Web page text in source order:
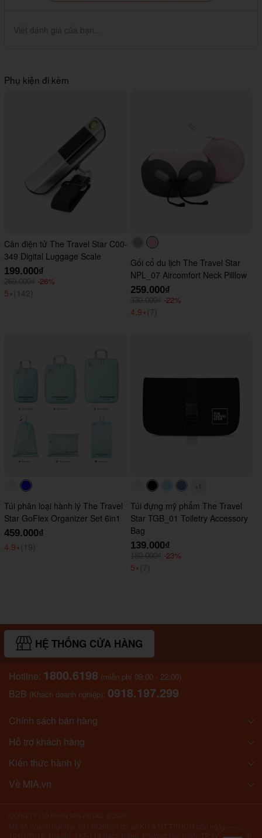
Viết đánh giá của bạn...
Phụ kiện đi kèm
Cân điện tử The Travel Star C00-
349 Digital Luggage Scale
199.000₫
269.000₫ -26%
5⭑ (142)
#acacac
Gối cổ du lịch The Travel Star
NPL_07 Aircomfort Neck Pilllow
259.000₫
330.000₫ -22%
4.9⭑ (7)
#faf0e6
Túi phân loại hành lý The Travel
Star GoFlex Organizer Set 6in1
459.000₫
4.9⭑ (19)
#faf0e6#000000#ADD8E6
+1
Túi đựng mỹ phẩm The Travel
Star TGB_01 Toiletry Accessory
Bag
139.000₫
180.000₫ -23%
5⭑ (7)
HỆ THỐNG CỬA HÀNG
Hotline: 1800.6198 (miễn phí 09:00 - 22:00)
B2B (Khách doanh nghiệp): 0918.197.299
Chính sách bán hàng
Hỗ trợ khách hàng
Kiến thức hành lý
Về MIA.vn
10/01/2018. Địa chỉ: 117-119 Bạch Đằng, Phường Gia Định, TP. Hồ Chí Minh,